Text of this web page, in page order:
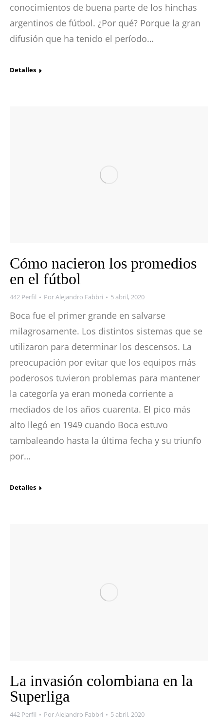
conocimientos de buena parte de los hinchas
argentinos de fútbol. ¿Por qué? Porque la gran
difusión que ha tenido el período…
Detalles
Cómo nacieron los promedios
en el fútbol
442 Perfil PorAlejandro Fabbri 5 abril, 2020
Boca fue el primer grande en salvarse
milagrosamente. Los distintos sistemas que se
utilizaron para determinar los descensos. La
preocupación por evitar que los equipos más
poderosos tuvieron problemas para mantener
la categoría ya eran moneda corriente a
mediados de los años cuarenta. El pico más
alto llegó en 1949 cuando Boca estuvo
tambaleando hasta la última fecha y su triunfo
por…
Detalles
La invasión colombiana en la
Superliga
442 Perfil PorAlejandro Fabbri 5 abril, 2020